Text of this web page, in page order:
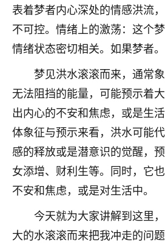
表着梦者内心深处的情感洪流
不可控。情绪上的激荡：这个
情绪状态密切相关。如果梦者。
梦见洪水滚滚而来，通常
无法阻挡的能量，可能预示着
出内心的不安和焦虑，或是生
体象征与预示来看，洪水可能
感的释放或是潜意识的觉醒，
女添增、财利生等。同时，它
不安和焦虑，或是对生活中。
今天就为大家讲解到这里
大的水滚滚而来把我冲走的问
优秀的张同学
老师收徒吗？？我对这些很